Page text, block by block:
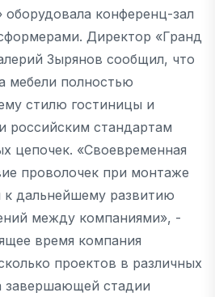
конференц-зал
Директор «Гранд
Зырянов сообщил, что
мебели полностью
стилю гостиницы и
российским стандартам
цепочек. «Своевременная
проволочек при монтаже
дальнейшему развитию
между компаниями», -
время компания
проектов в различных
завершающей стадии